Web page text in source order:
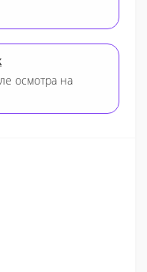
осмотра на